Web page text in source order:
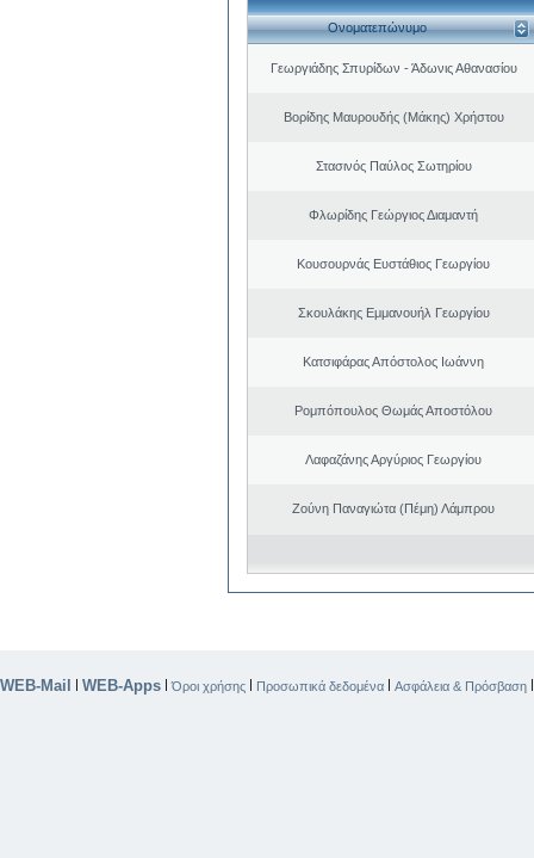
Ονοματεπώνυμο
Γεωργιάδης Σπυρίδων - Άδωνις Αθανασίου
Βορίδης Μαυρουδής (Μάκης) Χρήστου
Στασινός Παύλος Σωτηρίου
Φλωρίδης Γεώργιος Διαμαντή
Κουσουρνάς Ευστάθιος Γεωργίου
Σκουλάκης Εμμανουήλ Γεωργίου
Κατσιφάρας Απόστολος Ιωάννη
Ρομπόπουλος Θωμάς Αποστόλου
Λαφαζάνης Αργύριος Γεωργίου
Ζούνη Παναγιώτα (Πέμη) Λάμπρου
WEB-Mail | WEB-Apps |Όροι χρήσης | Προσωπικά δεδομένα | Ασφάλεια & Πρόσβαση